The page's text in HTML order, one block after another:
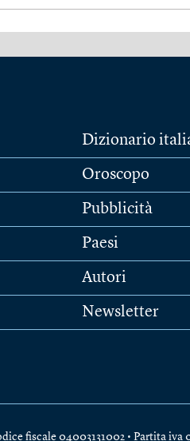
Dizionario
Oroscopo
Pubblicità
Paesi
Autori
Newsletter
fiscale 04003131002 • Partita iva